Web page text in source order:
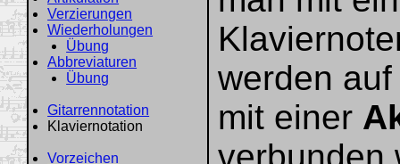
Verzierungen
Wiederholungen
Übung
Abbreviaturen
Übung
Gitarrennotation
Klaviernotation
Vorzeichen
werden
mit einer
verbunden